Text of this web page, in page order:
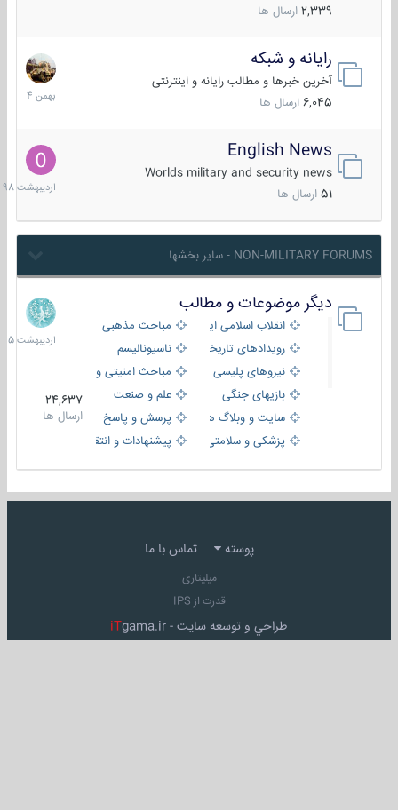
2,339 ارسال ها
رایانه و شبکه
آخرین خبرها و مطالب رایانه و اینترنتی
6,045 ارسال ها
30
بهمن
1404
English News
Worlds military and security news
51 ارسال ها
10
1398
NON-MILITARY FORUMS - سایر بخشها
دیگر موضوعات و مطالب
انقلاب اسلامی ایران
مباحث مذهبی
رویدادهای تاریخی و مذهبیناسیونالیسم
نیروهای پلیسی
مباحث امنیتی و اطلاعاتی
بازیهای جنگی
علم و صنعت
سایت و وبلاگ ها
پرسش و پاسخ
پزشکی و سلامتی
پیشنهادات و انتقادات
24,637
ارسال ها
8
1405
پوسته تماس با ما
میلیتاری
قدرت از IPS
طراحي و توسعه سايت - iTgama.ir